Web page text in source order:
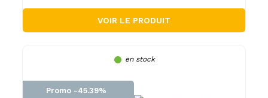
VOIR LE PRODUIT
en stock
Promo -45.39%